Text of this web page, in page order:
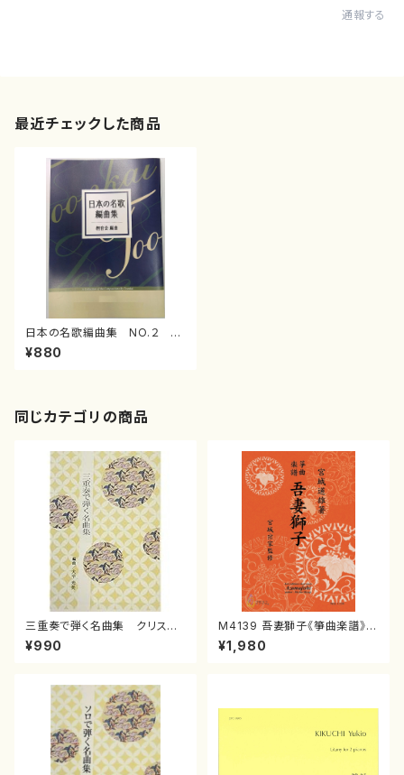
通報する
最近チェックした商品
日本の名歌編曲集 NO.２
必殺仕事人／暴れん坊将軍箏
3・十七（桐音会 編曲/楽譜）
¥880
同じカテゴリの商品
三重奏で弾く名曲集 クリスマ
スメドレー( 箏2/大平光美 編
曲/楽譜）
¥990
M4139 吾妻獅子《箏曲楽譜》
（箏/宮城道雄著・宮城宗家監修/
箏曲古典楽譜）
¥1,980